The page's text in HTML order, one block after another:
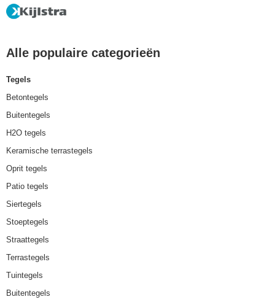
Alle populaire categorieën
Tegels
Betontegels
Buitentegels
H2O tegels
Keramische terrastegels
Oprit tegels
Patio tegels
Siertegels
Stoeptegels
Straattegels
Terrastegels
Tuintegels
Buitentegels